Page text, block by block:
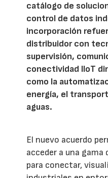
catálogo de
control de datos
incorporación
distribuidor con
supervisión,
conectividad IIoT
como la
energía, el
aguas.
El nuevo acuerdo
acceder a una gama
para conectar,